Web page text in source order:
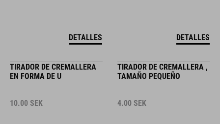
DETALLES DETALLES
TIRADOR DE CREMALLERA
EN FORMA DE U
10.00 SEK
TIRADOR DE CREMALLERA ,
TAMAÑO PEQUEÑO
4.00 SEK